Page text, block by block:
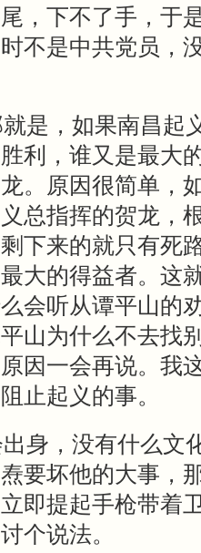
，下不了手，于
不是中共党员，
是，如果南昌起
利，谁又是最大
。原因很简单，
总指挥的贺龙，
下来的就只有死
大的得益者。这
会听从谭平山的
山为什么不去找
因一会再说。我
止起义的事。
身，没有什么文
要坏他的大事，
即提起手枪带着
个说法。